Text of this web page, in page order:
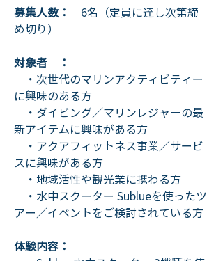
募集人数：
6名（定員に達し次第締
め切り）
対象者　：
・次世代のマリンアクティビティー
に興味のある方
・ダイビング／マリンレジャーの最
新アイテムに興味がある方
・アクアフィットネス事業／サービ
スに興味がある方
・地域活性や観光業に携わる方
・水中スクーター Sublueを使ったツ
アー／イベントをご検討されている方
体験内容：